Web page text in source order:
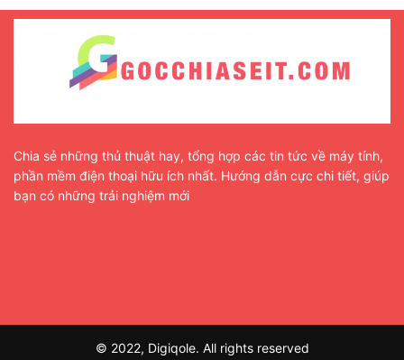
Chia sẻ những thủ thuật hay, tổng hợp các tin tức về máy tính,
phần mềm điện thoại hữu ích nhất. Hướng dẫn cực chi tiết, giúp
bạn có những trải nghiệm mới
© 2022, Digiqole. All rights reserved